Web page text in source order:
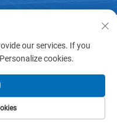
our services. If you
cookies.